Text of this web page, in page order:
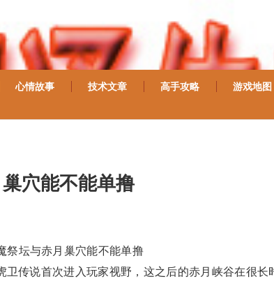
心情故事 技术文章 高手攻略 游戏地图
穴能不能单撸
祭坛与赤月巢穴能不能单撸
卫传说首次进入玩家视野，这之后的赤月峡谷在很长